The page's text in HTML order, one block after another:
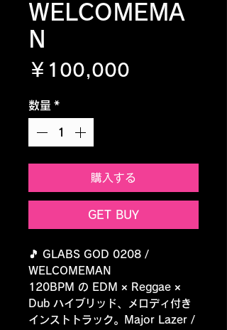
WELCOMEMA
N
￥100,000
数量 *
購入する
GET BUY
🎵 GLABS GOD 0208 /
WELCOMEMAN
120BPM の EDM × Reggae ×
Dub ハイブリッド、メロディ付き
インストトラック。Major Lazer /